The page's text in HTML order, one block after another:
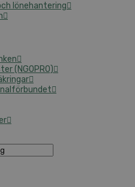
lönehantering
(NGOPRO)